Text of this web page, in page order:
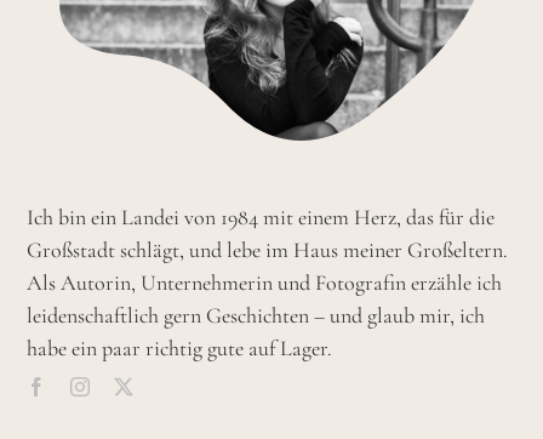
Ich bin ein Landei von 1984 mit einem Herz, das für die
Großstadt schlägt, und lebe im Haus meiner Großeltern.
Als Autorin, Unternehmerin und Fotografin erzähle ich
leidenschaftlich gern Geschichten – und glaub mir, ich
habe ein paar richtig gute auf Lager.